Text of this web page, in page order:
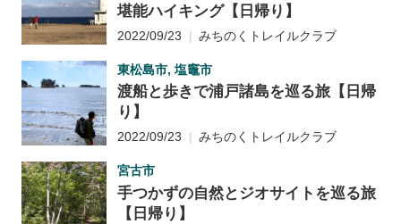
堪能ハイキング【日帰り】
2022/09/23 みちのくトレイルクラブ
東松島市, 塩竈市
渡船と歩きで浦戸諸島を巡る旅【日帰
り】
2022/09/23 みちのくトレイルクラブ
宮古市
手つかずの自然とジオサイトを巡る旅
【日帰り】